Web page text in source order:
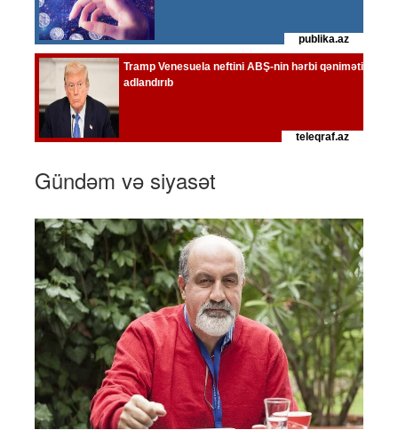
Gündəm və siyasət